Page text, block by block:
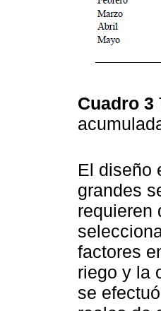
Cuadro 3
El diseño
grandes
requieren
factores
riego y la
se